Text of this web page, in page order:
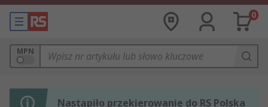
0
MPN
Nastąpiło przekierowanie do RS Polska